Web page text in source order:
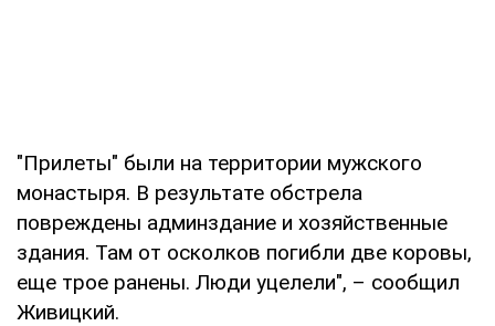
"Прилеты" были на территории мужского
монастыря. В результате обстрела
повреждены админздание и хозяйственные
здания. Там от осколков погибли две коровы,
еще трое ранены. Люди уцелели", – сообщил
Живицкий.